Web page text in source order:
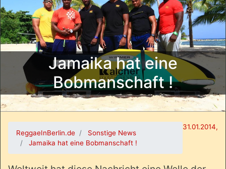
Jamaika hat eine
Bobmanschaft !
31.01.2014,
ReggaeInBerlin.de
Sonstige News
Jamaika hat eine Bobmanschaft !